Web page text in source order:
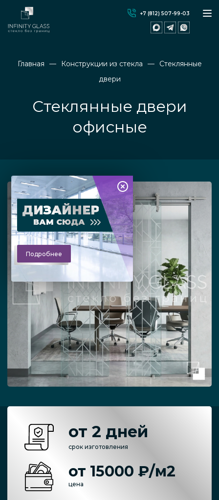
+7 (812) 507-99-03
Главная Конструкции из стекла
Стеклянные
двери
Стеклянные двери
офисные
ДИЗАЙНЕР
ВАМ СЮДА
Подробнее
от 2 дней
срок изготовления
от 15000 ₽/м2
цена